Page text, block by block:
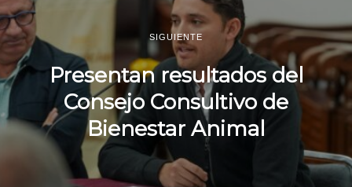
SIGUIENTE
Presentan resultados del
Consejo Consultivo de
Bienestar Animal